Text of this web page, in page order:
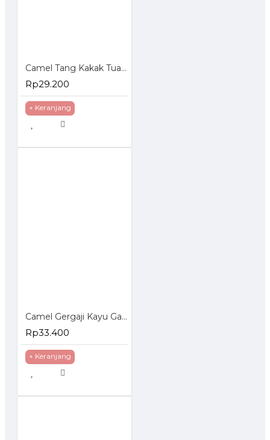
Camel Tang Kakak Tua - Gegep - Catut - Tang Potong Kawat 9 Inch
Rp29.200
+ Keranjang
Camel Gergaji Kayu Gagang Karet 18 Inch
Rp33.400
+ Keranjang